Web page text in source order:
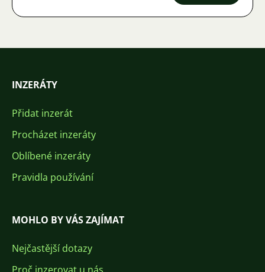
INZERÁTY
Přidat inzerát
Procházet inzeráty
Oblíbené inzeráty
Pravidla používání
MOHLO BY VÁS ZAJÍMAT
Nejčastější dotazy